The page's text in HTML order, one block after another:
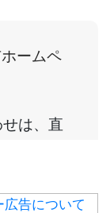
広告について